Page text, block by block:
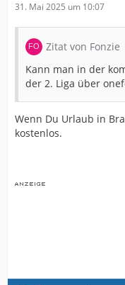
31. Mai 2025 um 10:07
Zitat von Fonzie
Kann man in der
der 2. Liga über
Wenn Du Urlaub in
kostenlos.